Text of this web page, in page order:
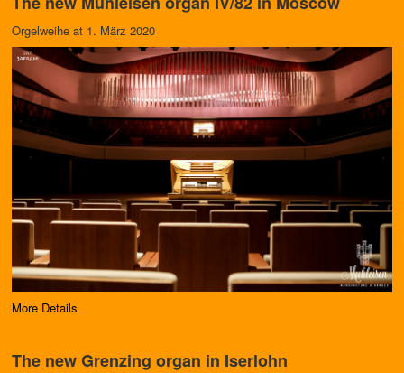
Orgelweihe at 1. März 2020
More Details
The new Grenzing organ in Iserlohn